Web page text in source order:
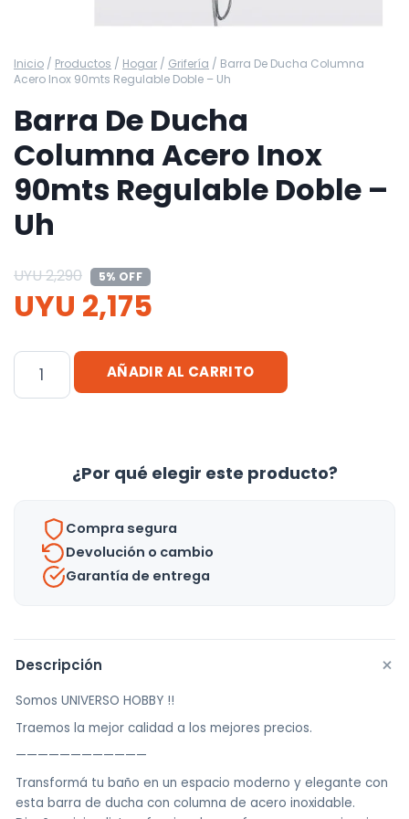
Inicio / Productos / Hogar / Grifería / Barra De Ducha Columna
Acero Inox 90mts Regulable Doble – Uh
Barra De Ducha
Columna Acero Inox
90mts Regulable Doble –
Uh
UYU2,290 5% OFF
UYU 2,175
Barra
Regulable
Doble
AÑADIR AL CARRITO
¿Por qué elegir este producto?
Compra segura
Devolución o cambio
Garantía de entrega
Descripción +
Somos UNIVERSO HOBBY !!
Traemos la mejor calidad a los mejores precios.
————————————
Transformá tu baño en un espacio moderno y elegante con
esta barra de ducha con columna de acero inoxidable.